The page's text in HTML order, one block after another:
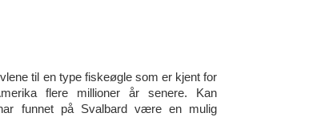
til en type fiskeøgle som er kjent for
flere millioner år senere. Kan
funnet på Svalbard være en mulig